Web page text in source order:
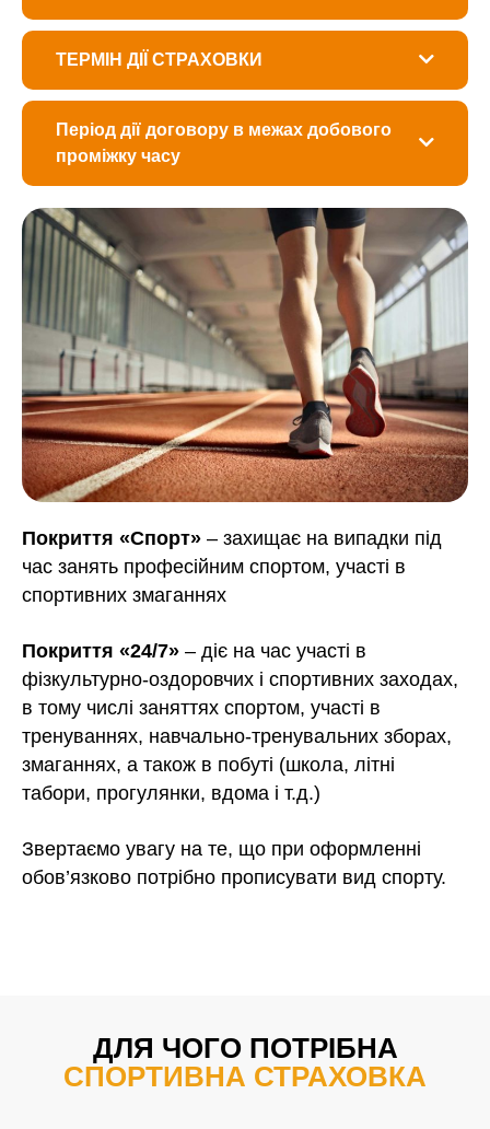
ТЕРМІН ДІЇ СТРАХОВКИ
Період дії договору в межах добового
проміжку часу
Покриття «Спорт» – захищає на випадки під
час занять професійним спортом, участі в
спортивних змаганнях
Покриття «24/7» – діє на час участі в
фізкультурно-оздоровчих і спортивних заходах,
в тому числі заняттях спортом, участі в
тренуваннях, навчально-тренувальних зборах,
змаганнях, а також в побуті (школа, літні
табори, прогулянки, вдома і т.д.)
Звертаємо увагу на те, що при оформленні
обов’язково потрібно прописувати вид спорту.
ДЛЯ ЧОГО ПОТРІБНА
СПОРТИВНА СТРАХОВКА